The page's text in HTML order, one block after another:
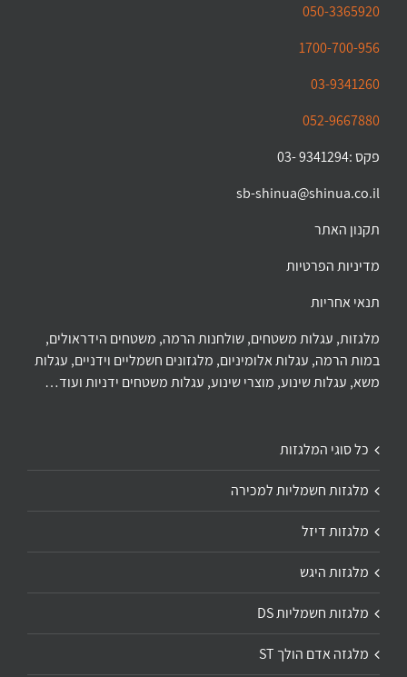
050-3365920
1700-700-956
03-9341260
052-9667880
פקס :9341294 -03
sb-shinua@shinua.co.il
תקנון האתר
מדיניות הפרטיות
תנאי אחריות
מלגזות, עגלות משטחים, שולחנות הרמה, משטחים הידראולים,
במות הרמה, עגלות אלומיניום, מלגזונים חשמליים וידניים, עגלות
משא, עגלות שינוע, מוצרי שינוע, עגלות משטחים ידניות ועוד…
כל סוגי המלגזות
מלגזות חשמליות למכירה
מלגזות דיזל
מלגזות היגש
מלגזות חשמליות DS
מלגזה אדם הולך ST